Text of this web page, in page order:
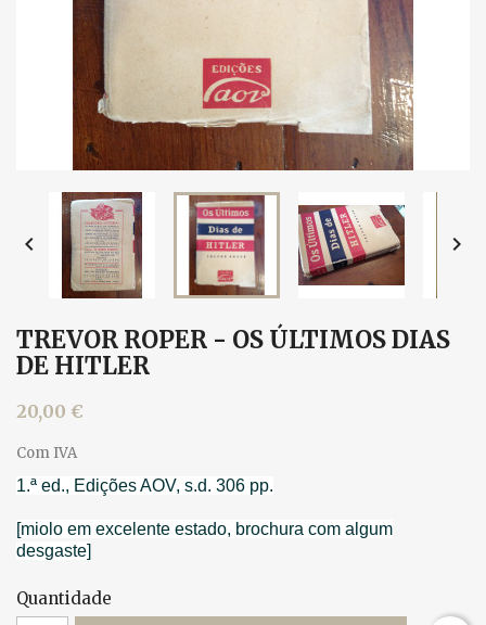
 
TREVOR ROPER - OS ÚLTIMOS DIAS
DE HITLER
20,00 €
Com IVA
1.ª ed., Edições AOV, s.d. 306 pp.
[miolo em excelente estado, brochura com algum
desgaste]
Quantidade